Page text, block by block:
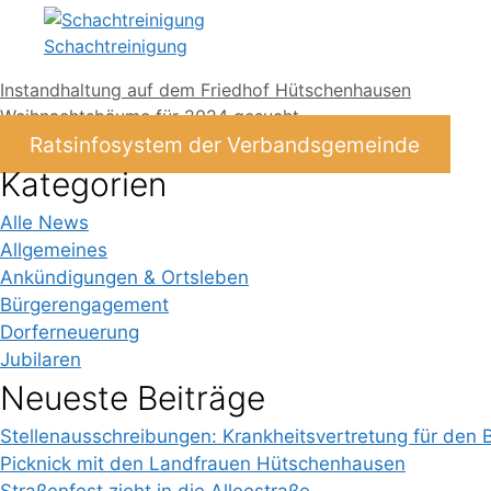
Schachtreinigung
Instandhaltung auf dem Friedhof Hütschenhausen
Weihnachtsbäume für 2024 gesucht
Ratsinfosystem der Verbandsgemeinde
Kategorien
Alle News
Allgemeines
Ankündigungen & Ortsleben
Bürgerengagement
Dorferneuerung
Jubilaren
Neueste Beiträge
Stellenausschreibungen: Krankheitsvertretung für den
Picknick mit den Landfrauen Hütschenhausen